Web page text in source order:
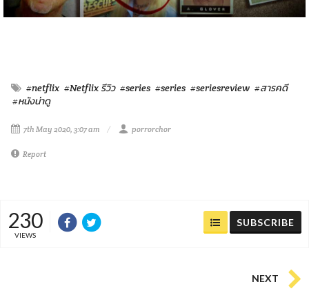
#netflix #Netflix รีวิว #series #series #seriesreview #สารคดี
#หนังน่าดู
7th May 2020, 3:07 am porrorchor
Report
230
VIEWS
SUBSCRIBE
NEXT